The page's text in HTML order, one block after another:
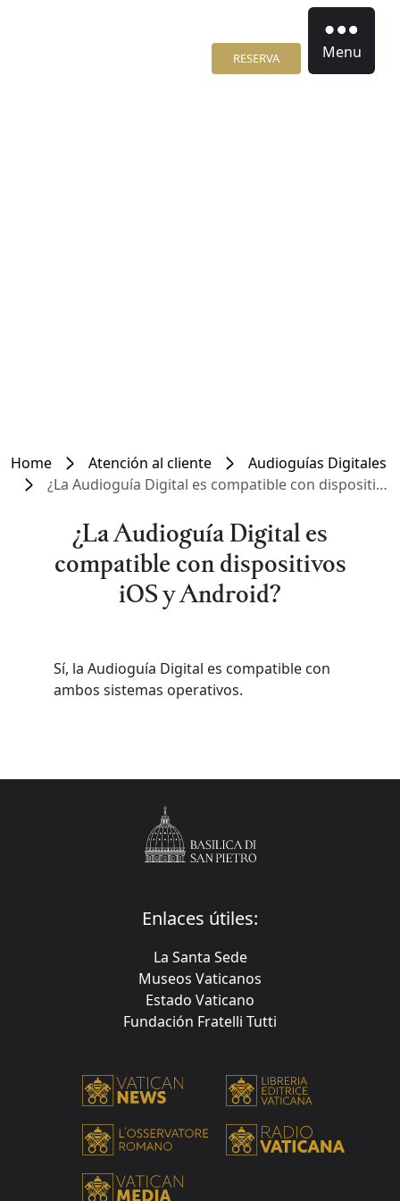
RESERVA Menu
Home Atención al cliente
Audioguías Digitales
¿La Audioguía Digital es compatible con dispositivos iOS y Android?
¿La Audioguía Digital es
compatible con dispositivos
iOS y Android?
Sí, la Audioguía Digital es compatible con
ambos sistemas operativos.
Enlaces útiles:
La Santa Sede
Museos Vaticanos
Estado Vaticano
Fundación Fratelli Tutti